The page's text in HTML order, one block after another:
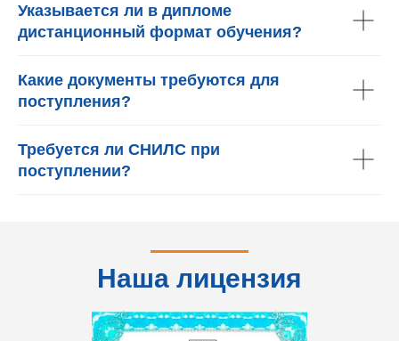
Указывается ли в дипломе
дистанционный формат обучения?
Какие документы требуются для
поступления?
Требуется ли СНИЛС при
поступлении?
Наша лицензия